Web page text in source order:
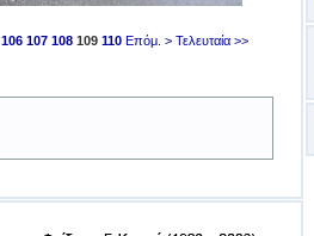
106 107 108 109 110 Επόμ. > Τελευταία >>